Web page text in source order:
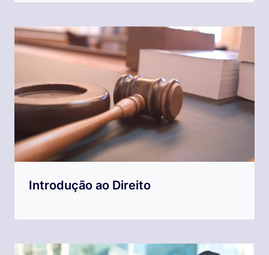
Introdução ao Direito